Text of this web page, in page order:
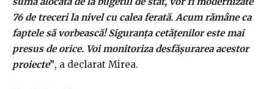
76 de treceri la nivel cu calea ferată. Acum rămâne ca
faptele să vorbească! Siguranţa cetăţenilor este mai
presus de orice. Voi monitoriza desfăşurarea acestor
proiecte”, a declarat Mirea.